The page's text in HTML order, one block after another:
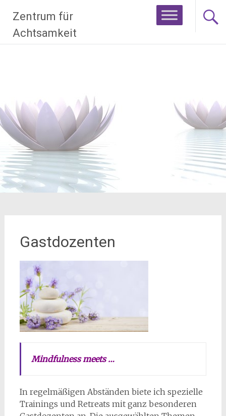
Inhalt
springen
Zentrum für
Achtsamkeit
Gastdozenten
Mindfulness meets …
In regelmäßigen Abständen biete ich spezielle
Trainings und Retreats mit ganz besonderen